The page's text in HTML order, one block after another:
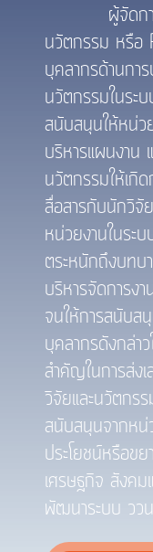
ผู้จัดการง
นวัตกรรม หรือ
บุคลากรด้านกา
นวัตกรรมในระ
สนับสนุนให้หน่ว
บริหารแผนงาน
นวัตกรรมให้เกิ
สื่อสารกับนักวิจั
หน่วยงานในระ
ตระหนักถึงบทบ
บริหารจัดการง
จนให้การสนับส
บุคลากรดังกล่า
สำคัญในการส่ง
วิจัยและนวัตกร
สนับสนุนจากหน่
ประโยชน์หรือข
เศรษฐกิจ สังคม
พัฒนาระบบ วว